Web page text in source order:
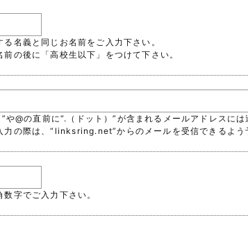
名義と同じお名前をご入力下さい。
の後に「高校生以下」をつけて下さい。
や@の直前に“.（ドット）”が含まれるメールアドレスには
の際は、“linksring.net”からのメールを受信できるよう
字でご入力下さい。